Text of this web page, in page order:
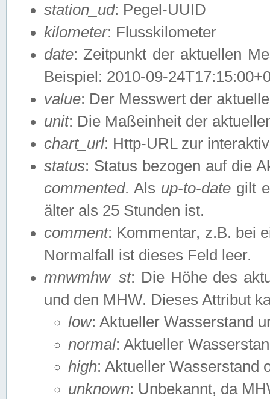
station_ud: Pegel-UUID
kilometer: Flusskilometer
date: Zeitpunkt der aktuellen
Beispiel: 2010-09-
value: Der Messwert der
unit: Die Maßeinheit der
chart_url: Http-URL zur
status: Status bezogen auf die
commented. Als up-to-date gilt
älter als 25 Stunden ist.
comment: Kommentar, z.B. bei
Normalfall ist dieses Feld leer.
mnwmhw_st: Die Höhe des
und den MHW. Dieses Attribut
low: Aktueller Wasserstand
normal: Aktueller
high: Aktueller Wasserstand
unknown: Unbekannt, da